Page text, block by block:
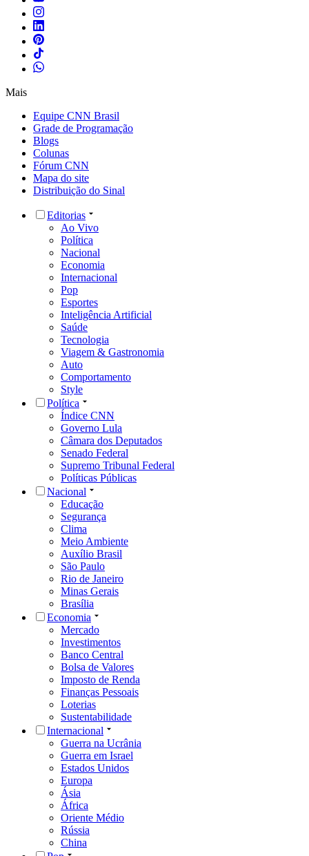
Mais
Equipe CNN Brasil
Grade de Programação
Blogs
Colunas
Fórum CNN
Mapa do site
Distribuição do Sinal
Editorias
Ao Vivo
Política
Nacional
Economia
Internacional
Pop
Esportes
Inteligência Artificial
Saúde
Tecnologia
Viagem & Gastronomia
Auto
Comportamento
Style
Política
Índice CNN
Governo Lula
Câmara dos Deputados
Senado Federal
Supremo Tribunal Federal
Políticas Públicas
Nacional
Educação
Segurança
Clima
Meio Ambiente
Auxílio Brasil
São Paulo
Rio de Janeiro
Minas Gerais
Brasília
Economia
Mercado
Investimentos
Banco Central
Bolsa de Valores
Imposto de Renda
Finanças Pessoais
Loterias
Sustentabilidade
Internacional
Guerra na Ucrânia
Guerra em Israel
Estados Unidos
Europa
Ásia
África
Oriente Médio
Rússia
China